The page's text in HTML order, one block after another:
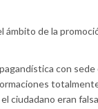
ámbito de la
con sede
ciudadano eran